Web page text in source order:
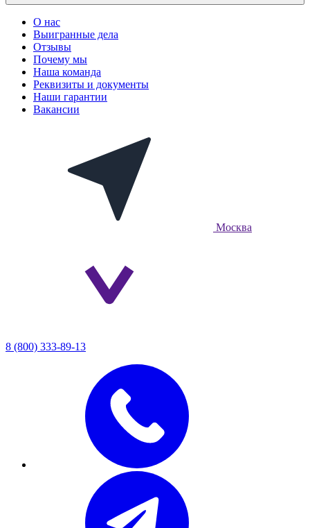
О нас
Выигранные дела
Отзывы
Почему мы
Наша команда
Реквизиты и документы
Наши гарантии
Вакансии
Москва
8 (800) 333-89-13